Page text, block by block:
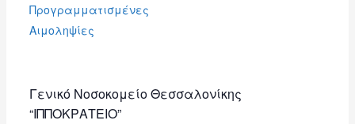
Προγραμματισμένες
Αιμοληψίες
Γενικό Νοσοκομείο Θεσσαλονίκης
“ΙΠΠΟΚΡΑΤΕΙΟ”